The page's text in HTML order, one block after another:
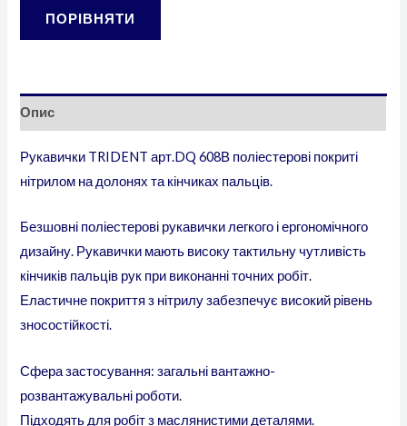
ПОРІВНЯТИ
Опис
Рукавички TRIDENT арт.DQ 608В поліестерові покриті
нітрилом на долонях та кінчиках пальців.
Безшовні поліестерові рукавички легкого і ергономічного
дизайну. Рукавички мають високу тактильну чутливість
кінчиків пальців рук при виконанні точних робіт.
Еластичне покриття з нітрилу забезпечує високий рівень
зносостійкості.
Сфера застосування: загальні вантажно-
розвантажувальні роботи.
Підходять для робіт з маслянистими деталями.